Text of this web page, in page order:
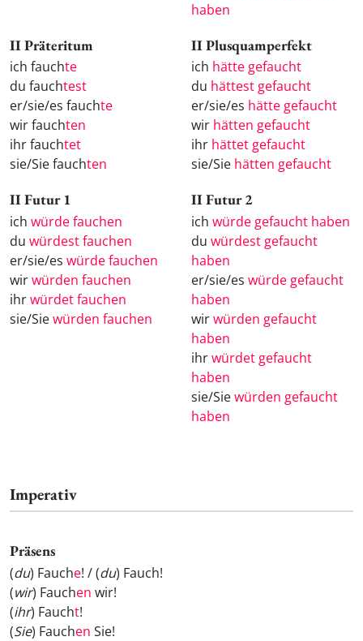
haben
II Präteritum
ich fauchte
du fauchtest
er/sie/es fauchte
wir fauchten
ihr fauchtet
sie/Sie fauchten
II Plusquamperfekt
ich hätte gefaucht
du hättest gefaucht
er/sie/es hätte gefaucht
wir hätten gefaucht
ihr hättet gefaucht
sie/Sie hätten gefaucht
II Futur 1
ich würde fauchen
du würdest fauchen
er/sie/es würde fauchen
wirwürden fauchen
ihrwürdet fauchen
sie/Siewürden fauchen
II Futur 2
ich würde gefaucht haben
du würdest gefaucht
haben
er/sie/es würde gefaucht
haben
wirwürden gefaucht
haben
ihrwürdet gefaucht
haben
sie/Siewürden gefaucht
haben
Imperativ
Präsens
(du) Fauche! / (du) Fauch!
(wir) Fauchen wir!
(ihr) Faucht!
(Sie) Fauchen Sie!